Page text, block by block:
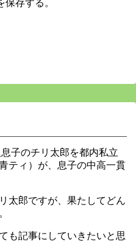
存する。
子のチリ太郎を都内私立
ティ）が、息子の中高一貫
太郎ですが、果たしてどん
も記事にしていきたいと思